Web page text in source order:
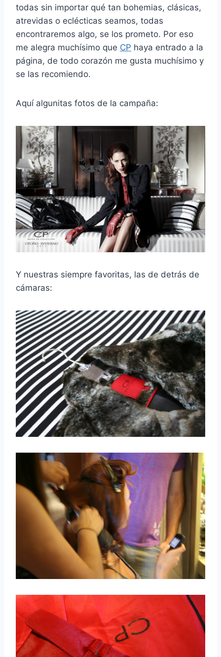
todas sin importar qué tan bohemias, clásicas,
atrevidas o eclécticas seamos, todas
encontraremos algo, se los prometo. Por eso
me alegra muchísimo que CP haya entrado a la
página, de todo corazón me gusta muchísimo y
se las recomiendo.
Aquí algunitas fotos de la campaña:
Y nuestras siempre favoritas, las de detrás de
cámaras: